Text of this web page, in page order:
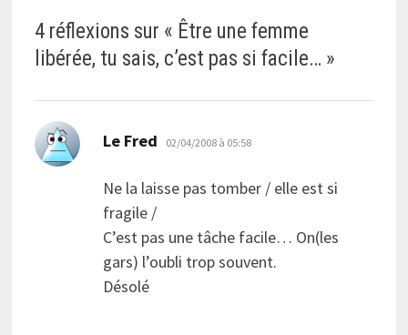
4 réflexions sur « Être une femme
libérée, tu sais, c’est pas si facile… »
Le Fred dit :
02/04/2008 à 05:58
Ne la laisse pas tomber / elle est si
fragile /
C’est pas une tâche facile… On(les
gars) l’oubli trop souvent.
Désolé